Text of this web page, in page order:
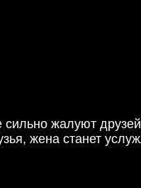
жалуют друзей
жена станет